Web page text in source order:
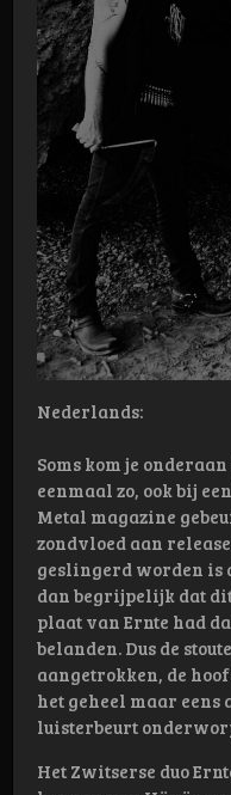
Nederlands:
Soms kom je
eenmaal zo, ook bij
Metal magazine
zondvloed aan
geslingerd worden is
dan begrijpelijk dat
plaat van Ernte had
belanden. Dus de
aangetrokken, de
het geheel maar eens
luisterbeurt
Het Zwitserse duo